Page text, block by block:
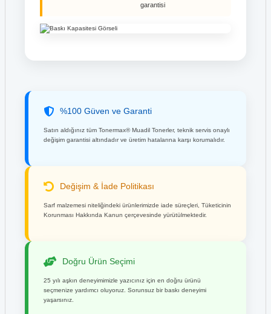
garantisi
%100 Güven ve Garanti
Satın aldığınız tüm Tonermax® Muadil Tonerler, teknik servis onaylı
değişim garantisi altındadır ve üretim hatalarına karşı korumalıdır.
Değişim & İade Politikası
Sarf malzemesi niteliğindeki ürünlerimizde iade süreçleri, Tüketicinin
Korunması Hakkında Kanun çerçevesinde yürütülmektedir.
Doğru Ürün Seçimi
25 yılı aşkın deneyimimizle yazıcınız için en doğru ürünü
seçmenize yardımcı oluyoruz. Sorunsuz bir baskı deneyimi
yaşarsınız.